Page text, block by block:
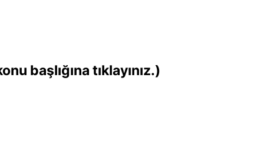
başlığına tıklayınız.)